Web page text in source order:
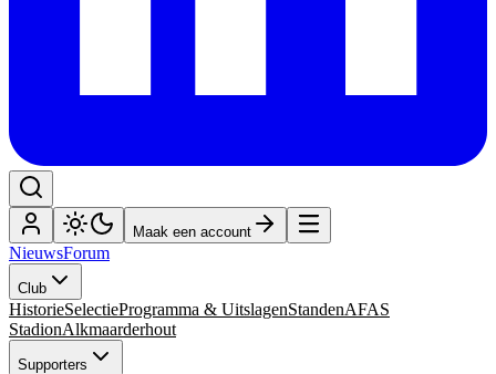
Maak een account
NieuwsForum
Club
HistorieSelectieProgramma & UitslagenStandenAFAS
StadionAlkmaarderhout
Supporters